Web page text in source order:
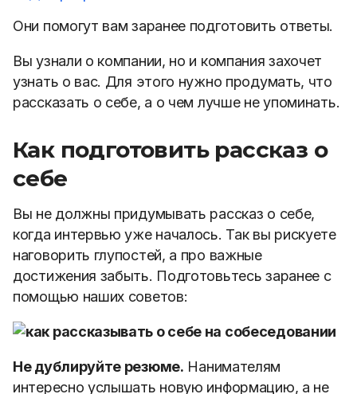
Они помогут вам заранее подготовить ответы.
Вы узнали о компании, но и компания захочет
узнать о вас. Для этого нужно продумать, что
рассказать о себе, а о чем лучше не упоминать.
Как подготовить рассказ о
себе
Вы не должны придумывать рассказ о себе,
когда интервью уже началось. Так вы рискуете
наговорить глупостей, а про важные
достижения забыть. Подготовьтесь заранее с
помощью наших советов:
Не дублируйте резюме. Нанимателям
интересно услышать новую информацию, а не